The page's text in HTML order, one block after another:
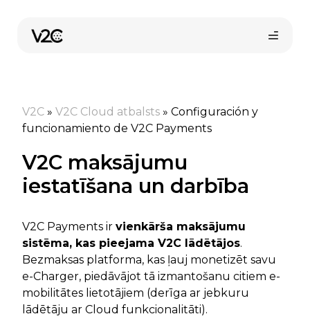
content
Pirkt tiešsaistē
V2C » V2C Cloud atbalsts » Configuración y
funcionamiento de V2C Payments
V2C maksājumu
iestatīšana un darbība
V2C Payments ir vienkārša maksājumu
sistēma, kas pieejama V2C lādētājos.
Bezmaksas platforma, kas ļauj monetizēt savu
e-Charger, piedāvājot tā izmantošanu citiem e-
mobilitātes lietotājiem (derīga ar jebkuru
lādētāju ar Cloud funkcionalitāti).